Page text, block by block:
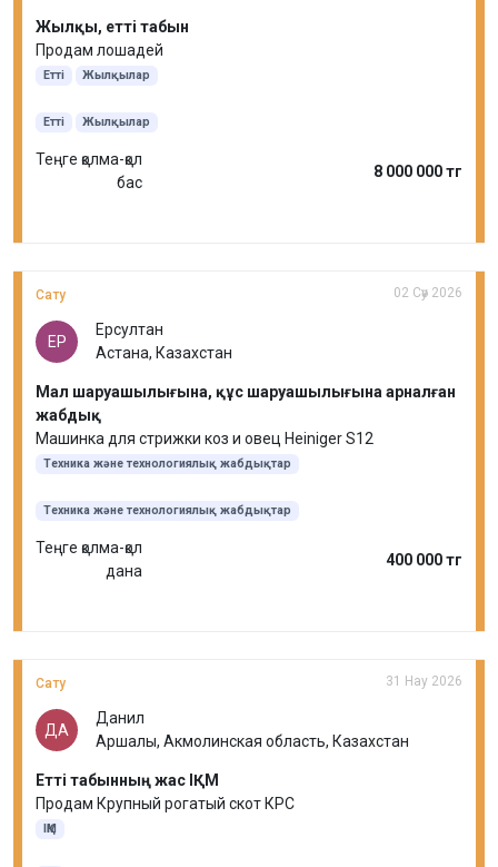
Жылқы, етті табын
Продам лошадей
Етті Жылқылар
Етті Жылқылар
Теңге қолма-қол
бас
8 000 000 тг
Сату 02 Сәу 2026
ЕР
Ерсултан
Астана, Казахстан
Мал шаруашылығына, құс шаруашылығына арналған
жабдық
Машинка для стрижки коз и овец Heiniger S12
Техника және технологиялық жабдықтар
Техника және технологиялық жабдықтар
Теңге қолма-қол
дана
400 000 тг
Сату 31 Нау 2026
ДА
Данил
Аршалы, Акмолинская область, Казахстан
Етті табынның жас ІҚМ
Продам Крупный рогатый скот КРС
ІҚМ